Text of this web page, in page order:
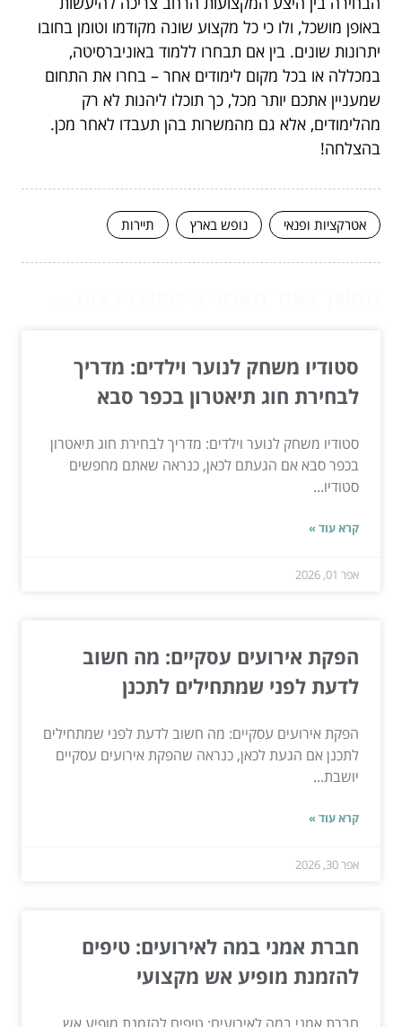
באופן מושכל, ולו כי כל מקצוע שונה מקודמו וטומן בחובו
יתרונות שונים. בין אם תבחרו ללמוד באוניברסיטה,
במכללה או בכל מקום לימודים אחר – בחרו את התחום
שמעניין אתכם יותר מכל, כך תוכלו ליהנות לא רק
מהלימודים, אלא גם מהמשרות בהן תעבדו לאחר מכן.
בהצלחה!
אטרקציות ופנאי נופש בארץ תיירות
סטודיו משחק לנוער וילדים: מדריך
לבחירת חוג תיאטרון בכפר סבא
סטודיו משחק לנוער וילדים: מדריך לבחירת חוג תיאטרון
בכפר סבא אם הגעתם לכאן, כנראה שאתם מחפשים
סטודיו...
קרא עוד »
אפר 01, 2026
הפקת אירועים עסקיים: מה חשוב
לדעת לפני שמתחילים לתכנן
הפקת אירועים עסקיים: מה חשוב לדעת לפני שמתחילים
לתכנן אם הגעת לכאן, כנראה שהפקת אירועים עסקיים
יושבת...
קרא עוד »
אפר 30, 2026
חברת אמני במה לאירועים: טיפים
להזמנת מופיע אש מקצועי